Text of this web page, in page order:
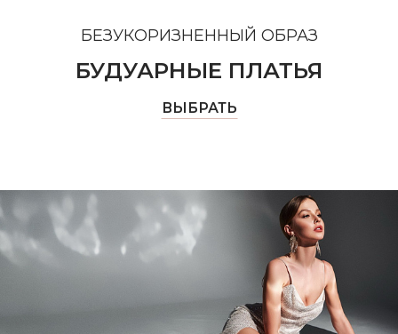
БЕЗУКОРИЗНЕННЫЙ ОБРАЗ
БУДУАРНЫЕ ПЛАТЬЯ
ВЫБРАТЬ